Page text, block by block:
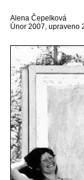
Alena Čepelková
Únor 2007, upraveno